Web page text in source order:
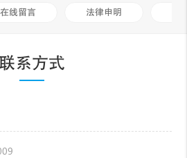
在线留言 法律申明
联系方式